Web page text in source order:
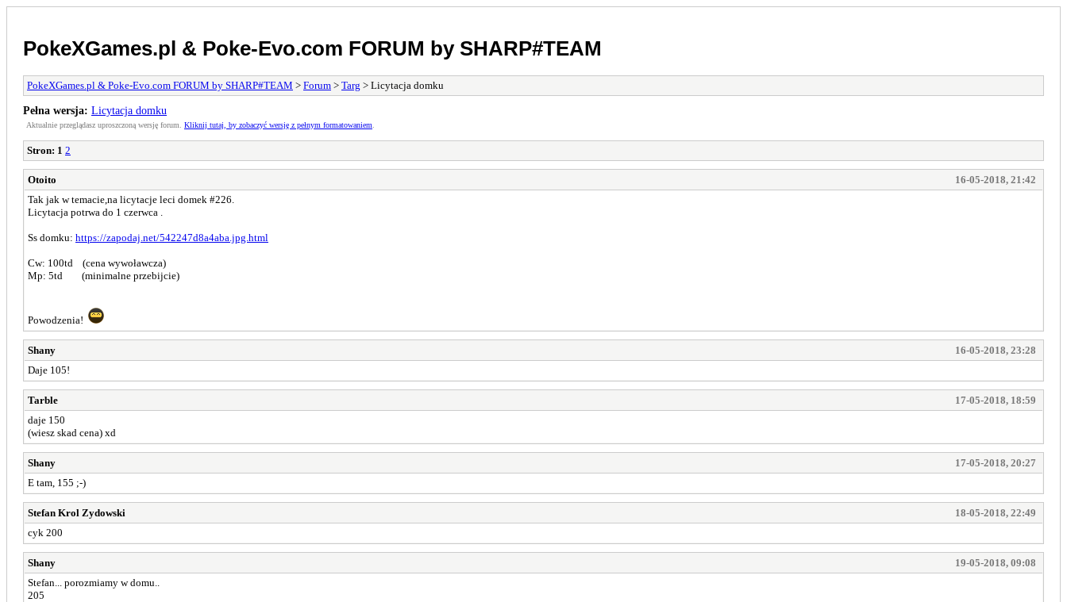
PokeXGames.pl & Poke-Evo.com FORUM by SHARP#TEAM
PokeXGames.pl & Poke-Evo.com FORUM by SHARP#TEAM > Forum > Targ > Licytacja domku
Pełna wersja: Licytacja domku
Aktualnie przeglądasz uproszczoną wersję forum. Kliknij tutaj, by zobaczyć wersję z pełnym formatowaniem
Stron: 1 2
Otoito
16-05-2018, 21:42
Tak jak w temacie,na licytacje leci domek #226.
Licytacja potrwa do 1 czerwca .
Ss domku: https://zapodaj.net/542247d8a4aba.jpg.html
Cw: 100td (cena wywoławcza)
Mp: 5td (minimalne przebijcie)
Powodzenia!
Shany
16-05-2018, 23:28
Daje 105!
Tarble
17-05-2018, 18:59
daje 150
(wiesz skad cena) xd
Shany
17-05-2018, 20:27
E tam, 155 ;-)
Stefan Krol Zydowski
18-05-2018, 22:49
cyk 200
Shany
19-05-2018, 09:08
Stefan... porozmiamy w domu..
205